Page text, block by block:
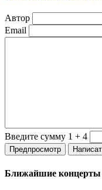
Автор
Email
Введите сумму 1 + 4
Ближайшие концерты